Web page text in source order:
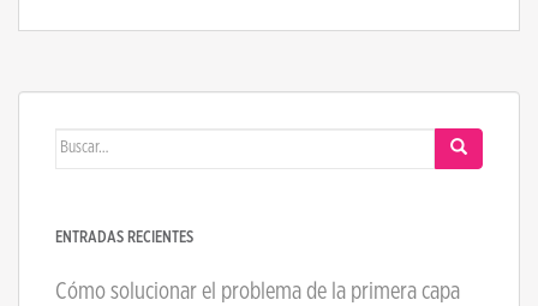
Buscar:
ENTRADAS RECIENTES
Cómo solucionar el problema de la primera capa